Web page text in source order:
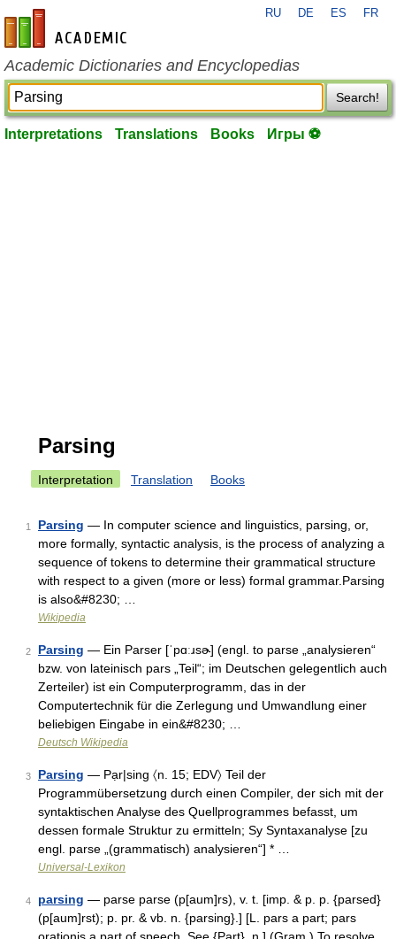
en-academic.com
RU DE ES FR
Academic Dictionaries and Encyclopedias
Search!
Interpretations Translations Books Игры ⚽
Parsing
Interpretation Translation Books
1 Parsing — In computer science and linguistics, parsing, or,
more formally, syntactic analysis, is the process of analyzing a
sequence of tokens to determine their grammatical structure
with respect to a given (more or less) formal grammar.Parsing
is also&#8230; …
Wikipedia
2 Parsing — Ein Parser [ˈpɑːɹsɚ] (engl. to parse „analysieren“
bzw. von lateinisch pars „Teil“; im Deutschen gelegentlich auch
Zerteiler) ist ein Computerprogramm, das in der
Computertechnik für die Zerlegung und Umwandlung einer
beliebigen Eingabe in ein&#8230; …
Deutsch Wikipedia
3 Parsing — Pạr|sing 〈n. 15; EDV〉 Teil der
Programmübersetzung durch einen Compiler, der sich mit der
syntaktischen Analyse des Quellprogrammes befasst, um
dessen formale Struktur zu ermitteln; Sy Syntaxanalyse [zu
engl. parse „(grammatisch) analysieren“] * …
Universal-Lexikon
4 parsing — parse parse (p[aum]rs), v. t. [imp. & p. p. {parsed}
(p[aum]rst); p. pr. & vb. n. {parsing}.] [L. pars a part; pars